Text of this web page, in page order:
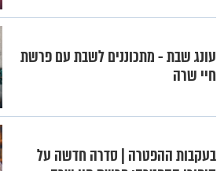
עונג שבת - מתכוננים לשבת עם פרשת
חיי שרה
בעקבות ההפטרה | סדרה חדשה על